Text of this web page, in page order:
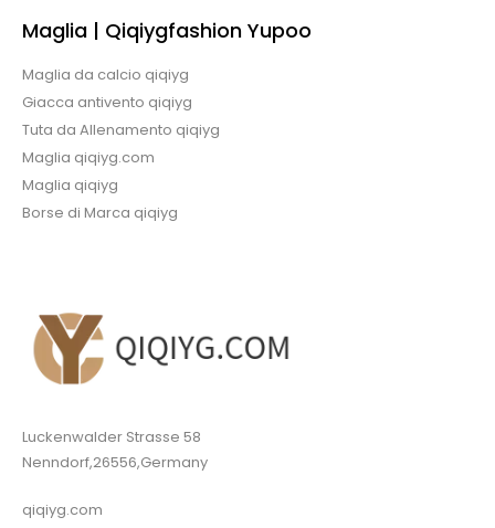
Maglia | Qiqiygfashion Yupoo
Maglia da calcio qiqiyg
Giacca antivento qiqiyg
Tuta da Allenamento qiqiyg
Maglia qiqiyg.com
Maglia qiqiyg
Borse di Marca qiqiyg
Luckenwalder Strasse 58
Nenndorf,26556,Germany
qiqiyg.com